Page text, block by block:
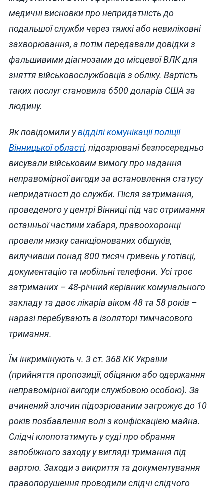
медичні висновки про непридатність до
подальшої служби через тяжкі або невиліковні
захворювання, а потім передавали довідки з
фальшивими діагнозами до місцевої ВЛК для
зняття військовослужбовців з обліку. Вартість
таких послуг становила 6500 доларів США за
людину.
Як повідомили увідділі комунікації поліції
Вінницької області, підозрювані безпосередньо
висували військовим вимогу про надання
неправомірної вигоди за встановлення статусу
непридатності до служби. Після затримання,
проведеного у центрі Вінниці під час отримання
останньої частини хабаря, правоохоронці
провели низку санкціонованих обшуків,
вилучивши понад 800 тисяч гривень у готівці,
документацію та мобільні телефони. Усі троє
затриманих – 48-річний керівник комунального
закладу та двоє лікарів віком 48 та 58 років –
наразі перебувають в ізоляторі тимчасового
тримання.
Їм інкримінують ч. 3 ст. 368 КК України
(прийняття пропозиції, обіцянки або одержання
неправомірної вигоди службовою особою). За
вчинений злочин підозрюваним загрожує до 10
років позбавлення волі з конфіскацією майна.
Слідчі клопотатимуть у суді про обрання
запобіжного заходу у вигляді тримання під
вартою. Заходи з викриття та документування
правопорушення проводили слідчі слідчого